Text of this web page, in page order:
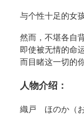
与个性十足的女
然而，不堪各自
即使被无情的命
而目睹这一切的
人物介绍：
織戸 ほのか（